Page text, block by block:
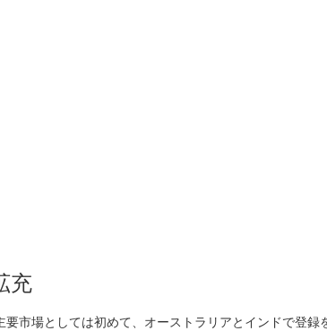
充
要市場としては初めて、オーストラリアとインドで登録